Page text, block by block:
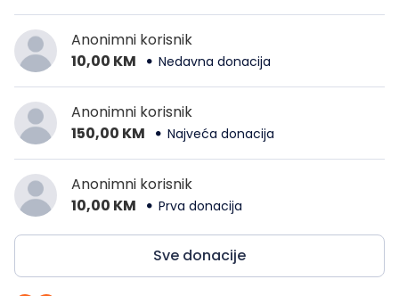
Anonimni korisnik
10,00 KM
Nedavna donacija
Anonimni korisnik
150,00 KM
Najveća donacija
Anonimni korisnik
10,00 KM
Prva donacija
Sve donacije